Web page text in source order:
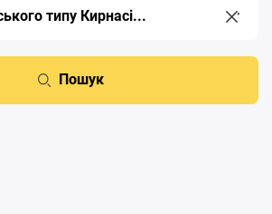
Пошук